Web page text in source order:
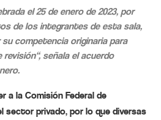
el 25 de enero de 2023, por
de los integrantes de esta sala,
competencia originaria para
revisión“, señala el acuerdo
a la Comisión Federal de
sector privado, por lo que diversas